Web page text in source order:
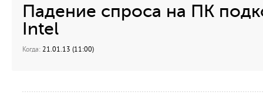
Падение спроса на ПК
Intel
Когда: 21.01.13 (11:00)